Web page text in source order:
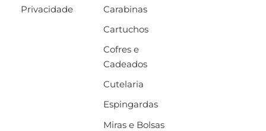
Privacidade
Carabinas
Cartuchos
Cofres e
Cadeados
Cutelaria
Espingardas
Miras e Bolsas